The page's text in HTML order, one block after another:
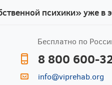
психики» уже в
Бесплатно по
8 800 600-
info@viprehab.org